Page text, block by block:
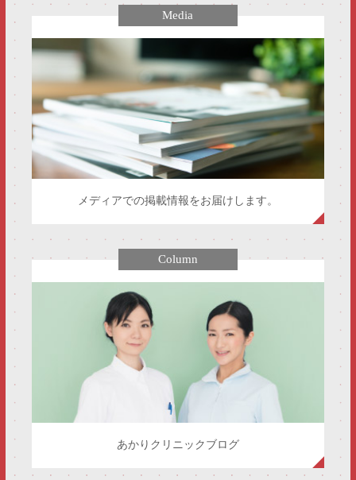
Media
メディアでの掲載情報をお届けします。
Column
あかりクリニックブログ